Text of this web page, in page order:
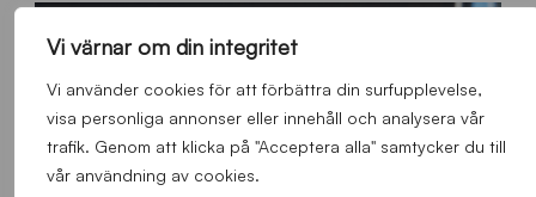
Vi värnar om din integritet
Vi använder cookies för att förbättra din surfupplevelse,
visa personliga annonser eller innehåll och analysera vår
trafik. Genom att klicka på "Acceptera alla" samtycker du till
vår användning av cookies.